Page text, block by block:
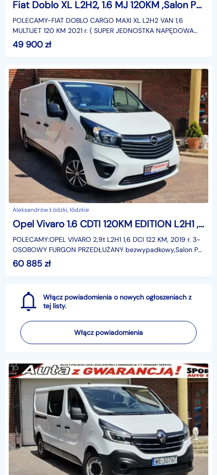
Fiat Doblo XL L2H2, 1.6 MJ 120KM ,Salon PL,I WŁ, grzane fotele, F.VAT23,leasin
POLECAMY-FIAT DOBLO CARGO MAXI XL L2H2 VAN 1,6
MULTIJET 120 KM 2021 r. ( SUPER JEDNOSTKA NAPĘDOWA
MULTIJET ) z udokumentowanym przebiegiem,użytkowany w
długich
49 900zł
Aleksandrów Łódzki, łódzkie
Opel Vivaro 1.6 CDTI 120KM EDITION L2H1 ,I WŁ,Salon PL, F.vat 23% - 49500 netto
POLECAMY:OPEL VIVARO 2,9t L2H1 1,6 DCI 122 KM, 2019 r. 3-
OSOBOWY FURGON PRZEDŁUŻANY bezwypadkowy,Salon PL,
I WŁ, Cały czas serwisowany , po przeglądzie serwi
60 885 zł
Włącz powiadomienia o nowych ogłoszeniach z
tej listy.
Włącz powiadomienia